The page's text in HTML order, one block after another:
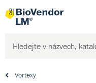
Vortexy